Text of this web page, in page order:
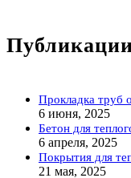
Прокладка труб
6 июня, 2025
Бетон для
6 апреля, 2025
Покрытия для
21 мая, 2025